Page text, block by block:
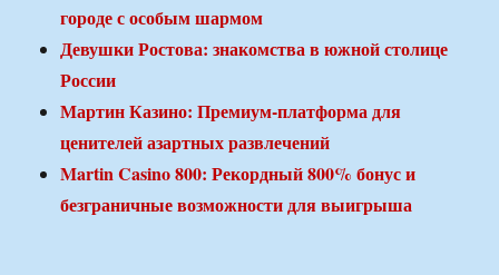
городе с особым шармом
Девушки Ростова: знакомства в южной столице
России
Мартин Казино: Премиум-платформа для
ценителей азартных развлечений
Martin Casino 800: Рекордный 800% бонус и
безграничные возможности для выигрыша